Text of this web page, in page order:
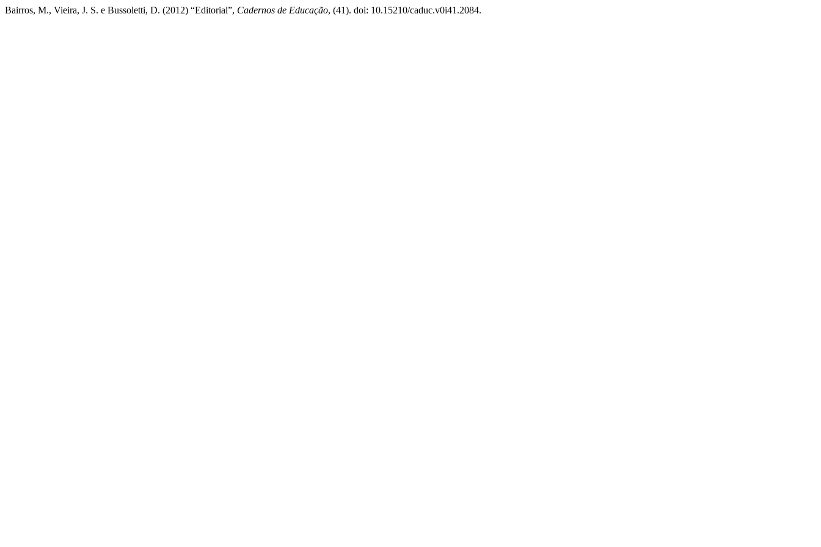
Bairros, M., Vieira, J. S. e Bussoletti, D. (2012) “Editorial”, Cadernos de Educação, (41). doi: 10.15210/caduc.v0i41.2084.